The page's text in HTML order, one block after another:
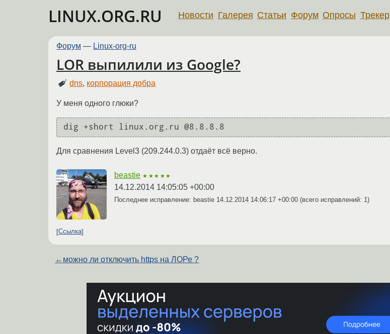
LINUX.ORG.RU Новости Галерея Статьи Форум Опросы Трекер
Форум — Linux-org-ru
LOR выпилили из Google?
dns, корпорация добра
У меня одного глюки?
Для сравнения Level3 (209.244.0.3) отдаёт всё верно.
beastie ★★★★★
14.12.2014 14:05:05 +00:00
Последнее исправление: beastie 14.12.2014 14:06:17 +00:00 (всего исправлений: 1)
Ссылка
← можно ли отключить https на ЛОРе ?